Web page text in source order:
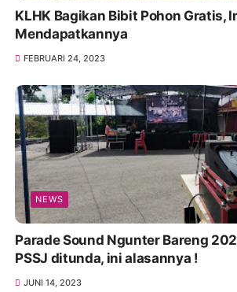
KLHK Bagikan Bibit Pohon Gratis,
Mendapatkannya
FEBRUARI 24, 2023
NEWS
Parade Sound Ngunter Bareng
PSSJ ditunda, ini alasannya !
JUNI 14, 2023